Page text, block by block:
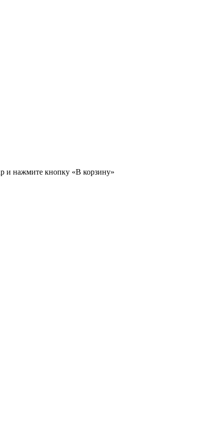
и нажмите кнопку «В корзину»